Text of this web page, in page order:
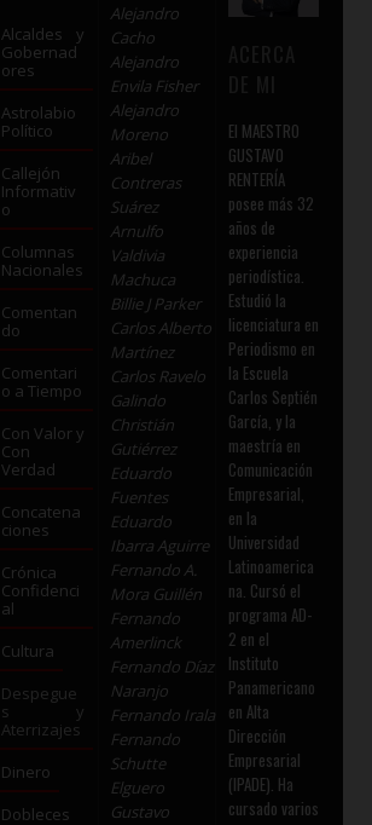
Alcaldes y
Gobernad
ores
Astrolabio
Político
Callejón
Informativ
o
Columnas
Nacionales
Comentan
do
Comentari
o a Tiempo
Con Valor y
Con
Verdad
Concatena
ciones
Crónica
Confidenci
al
Cultura
Despegue
s y
Aterrizajes
Dinero
Dobleces
Alejandro
Cacho
Alejandro
Envila Fisher
Alejandro
Moreno
Aribel
Contreras
Suárez
Arnulfo
Valdivia
Machuca
Billie J Parker
Carlos Alberto
Martínez
Carlos Ravelo
Galindo
Christián
Gutiérrez
Eduardo
Fuentes
Eduardo
Ibarra Aguirre
Fernando A.
Mora Guillén
Fernando
Amerlinck
Fernando Díaz
Naranjo
Fernando Irala
Fernando
Schutte
Elguero
Gustavo
El MAESTRO
GUSTAVO
RENTERÍA
posee más 32
años de
experiencia
periodística.
Estudió la
licenciatura en
Periodismo en
la Escuela
Carlos Septién
García, y la
maestría en
Comunicación
Empresarial,
en la
Universidad
Latinoamerica
na. Cursó el
programa AD-
2 en el
Instituto
Panamericano
en Alta
Dirección
Empresarial
(IPADE). Ha
cursado varios